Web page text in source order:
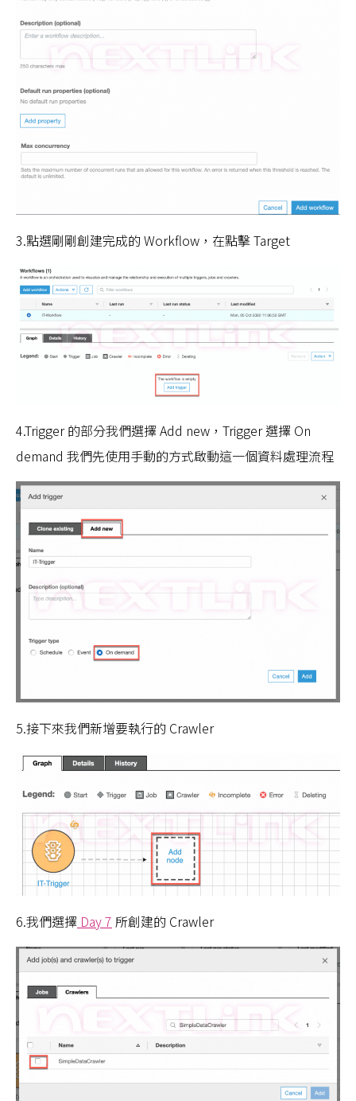
3.點選剛剛創建完成的 Workflow，在點擊 Target
4.Trigger 的部分我們選擇 Add new，Trigger 選擇 On
demand 我們先使用手動的方式啟動這一個資料處理流程
5.接下來我們新增要執行的 Crawler
6.我們選擇 Day 7 所創建的 Crawler